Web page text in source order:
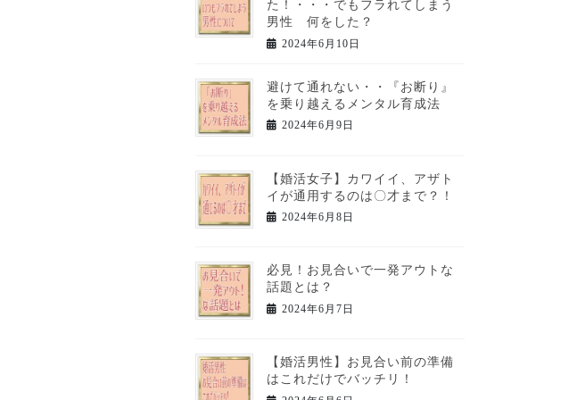
た！・・・でもフラれてしまう
男性 何をした？
2024年6月10日
避けて通れない・・『お断り』
を乗り越えるメンタル育成法
2024年6月9日
【婚活女子】カワイイ、アザト
イが通用するのは〇才まで？！
2024年6月8日
必見！お見合いで一発アウトな
話題とは？
2024年6月7日
【婚活男性】お見合い前の準備
はこれだけでバッチリ！